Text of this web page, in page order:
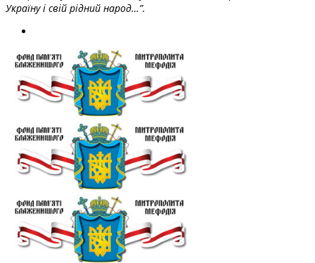
Україну і свій рідний народ…”.